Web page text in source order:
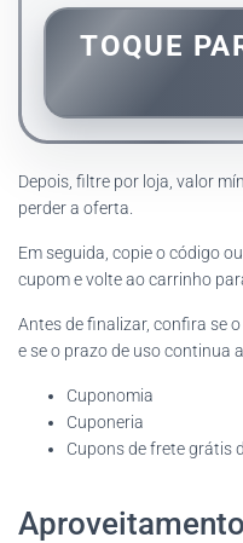
TOQUE
Depois, filtre por loja, valor
perder a oferta.
Em seguida, copie o código
cupom e volte ao carrinho
Antes de finalizar, confira se o
e se o prazo de uso continua
Cuponomia
Cuponeria
Cupons de frete grátis